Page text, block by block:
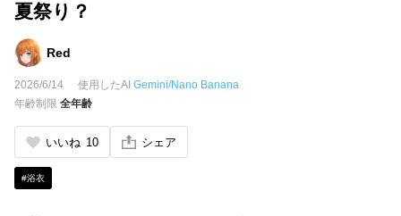
夏祭り？
Red
2026/6/14 使用したAI Gemini/Nano Banana
年齢制限 全年齢
いいね 10 シェア
#浴衣